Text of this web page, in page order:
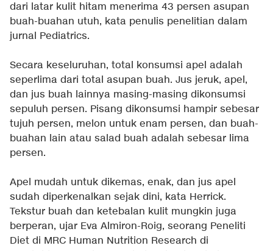
dari latar kulit hitam menerima 43 persen asupan
buah-buahan utuh, kata penulis penelitian dalam
jurnal Pediatrics.
Secara keseluruhan, total konsumsi apel adalah
seperlima dari total asupan buah. Jus jeruk, apel,
dan jus buah lainnya masing-masing dikonsumsi
sepuluh persen. Pisang dikonsumsi hampir sebesar
tujuh persen, melon untuk enam persen, dan buah-
buahan lain atau salad buah adalah sebesar lima
persen.
Apel mudah untuk dikemas, enak, dan jus apel
sudah diperkenalkan sejak dini, kata Herrick.
Tekstur buah dan ketebalan kulit mungkin juga
berperan, ujar Eva Almiron-Roig, seorang Peneliti
Diet di MRC Human Nutrition Research di